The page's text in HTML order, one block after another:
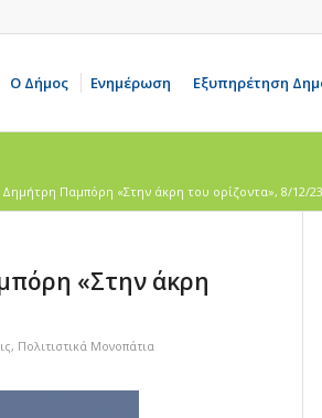
Ο Δήμος Ενημέρωση Εξυπηρέτηση
Παμπόρη «Στην άκρη του ορίζοντα», 8/12/
«Στην άκρη
, Πολιτιστικά Μονοπάτια